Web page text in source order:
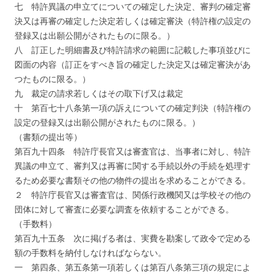
七 特許異議の申立てについての確定した決定、審判の確定審
決又は再審の確定した決定若しくは確定審決（特許権の設定の
登録又は出願公開がされたものに限る。）
八 訂正した明細書及び特許請求の範囲に記載した事項並びに
図面の内容（訂正をすべき旨の確定した決定又は確定審決があ
つたものに限る。）
九 裁定の請求若しくはその取下げ又は裁定
十 第百七十八条第一項の訴えについての確定判決（特許権の
設定の登録又は出願公開がされたものに限る。）
（書類の提出等）
第百九十四条 特許庁長官又は審査官は、当事者に対し、特許
異議の申立て、審判又は再審に関する手続以外の手続を処理す
るため必要な書類その他の物件の提出を求めることができる。
２ 特許庁長官又は審査官は、関係行政機関又は学校その他の
団体に対して審査に必要な調査を依頼することができる。
（手数料）
第百九十五条 次に掲げる者は、実費を勘案して政令で定める
額の手数料を納付しなければならない。
一 第四条、第五条第一項若しくは第百八条第三項の規定によ